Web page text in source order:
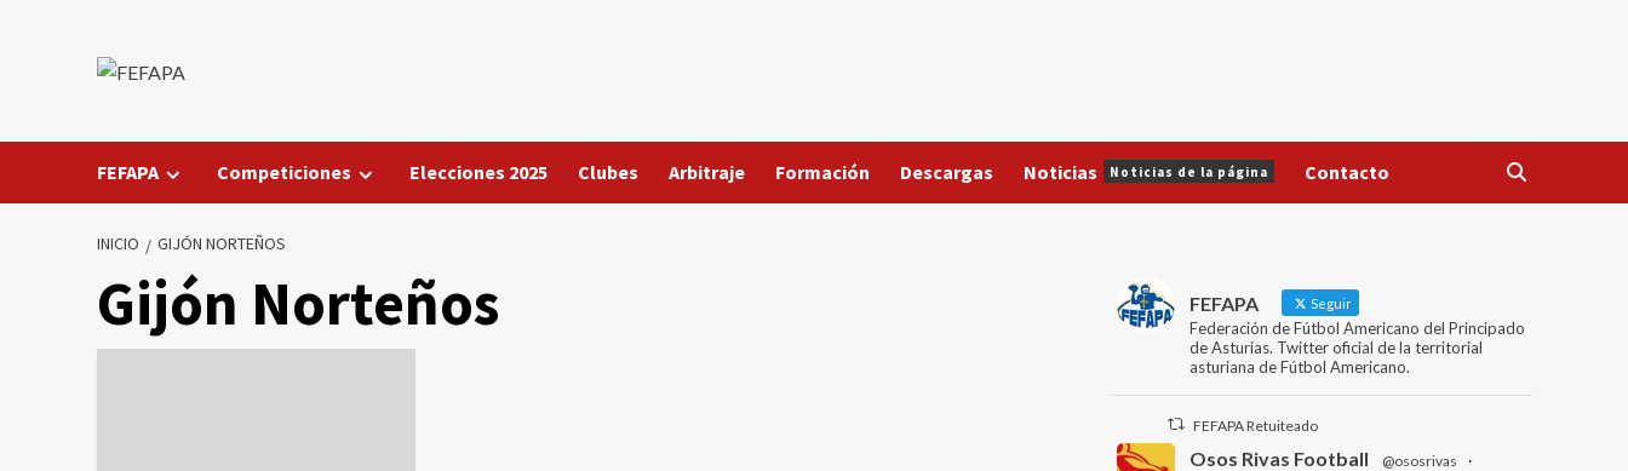
FEFAPA Competiciones Elecciones 2025 Clubes Arbitraje Formación Descargas Noticias Noticias de la página Contacto
INICIO GIJÓN NORTEÑOS
Gijón Norteños FEFAPA Seguir
Federación de Fútbol Americano del Principado
de Asturias. Twitter oficial de la territorial
asturiana de Fútbol Americano.
FEFAPA Retuiteado
Osos Rivas Football @ososrivas
·